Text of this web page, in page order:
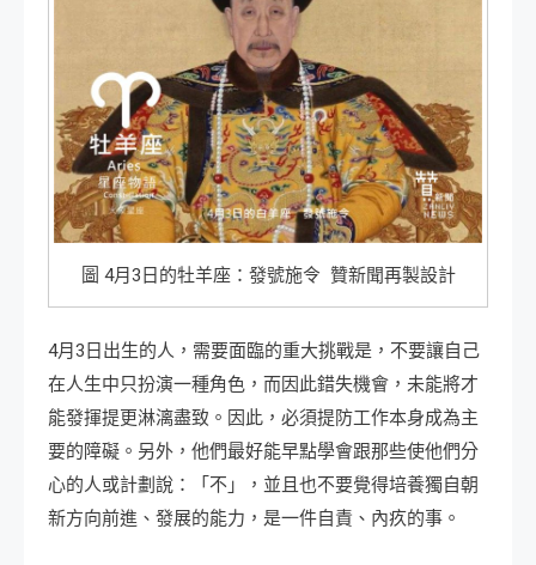
圖 4月3日的牡羊座：發號施令 贊新聞再製設計
4月3日出生的人，需要面臨的重大挑戰是，不要讓自己
在人生中只扮演一種角色，而因此錯失機會，未能將才
能發揮提更淋漓盡致。因此，必須提防工作本身成為主
要的障礙。另外，他們最好能早點學會跟那些使他們分
心的人或計劃說：「不」，並且也不要覺得培養獨自朝
新方向前進、發展的能力，是一件自責、內疚的事。